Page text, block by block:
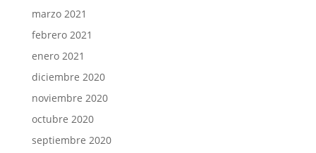
marzo 2021
febrero 2021
enero 2021
diciembre 2020
noviembre 2020
octubre 2020
septiembre 2020